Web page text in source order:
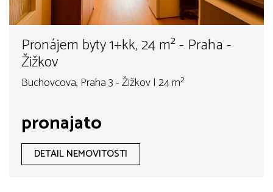
Pronájem byty 1+kk, 24 m² - Praha -
Žižkov
Buchovcova, Praha 3 - Žižkov | 24 m²
pronajato
DETAIL NEMOVITOSTI